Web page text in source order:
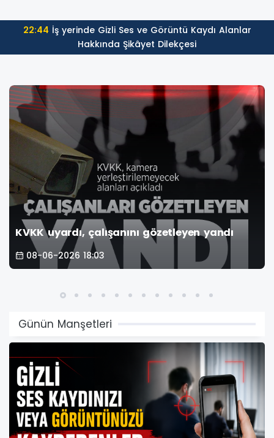
22:44
Hakkında Şikâyet Dilekçesi
KVKK uyardı, çalışanını gözetleyen yandı
08-06-2026 18:03
Günün Manşetleri